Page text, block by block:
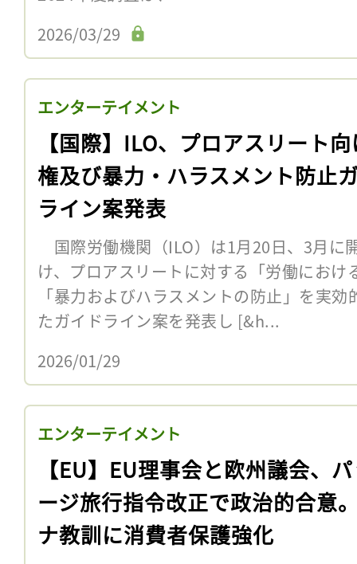
2026/03/29
エンターテイメント
【国際】ILO、プロアスリート
権及び暴力・ハラスメント防止
ライン案発表
国際労働機関（ILO）は1月20日、3月に
け、プロアスリートに対する「労働におけ
「暴力およびハラスメントの防止」を実
たガイドライン案を発表し [&h...
2026/01/29
エンターテイメント
【EU】EU理事会と欧州議会、
ージ旅行指令改正で政治的合意
ナ教訓に消費者保護強化